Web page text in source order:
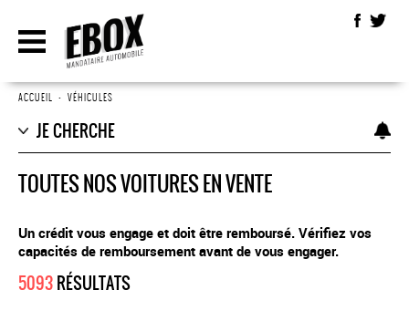
ACCUEIL • VÉHICULES
JE CHERCHE
TOUTES NOS VOITURES EN VENTE
Un crédit vous engage et doit être remboursé. Vérifiez vos
capacités de remboursement avant de vous engager.
5093RÉSULTATS